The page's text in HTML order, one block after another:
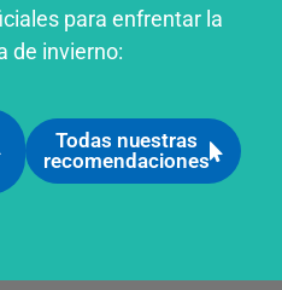
para enfrentar la
de invierno:
Todas nuestras
recomendaciones